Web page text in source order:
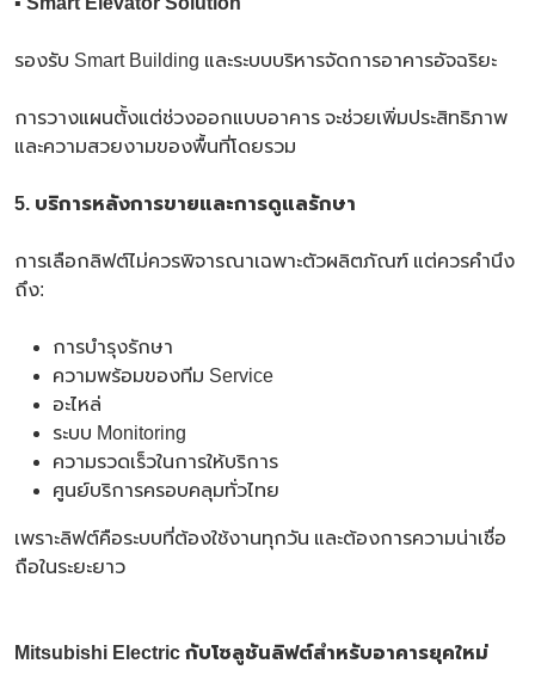
รองรับ Smart Building และระบบบริหารจัดการอาคารอัจฉริยะ
การวางแผนตั้งแต่ช่วงออกแบบอาคาร จะช่วยเพิ่มประสิทธิภาพ
และความสวยงามของพื้นที่โดยรวม
5. บริการหลังการขายและการดูแลรักษา
การเลือกลิฟต์ไม่ควรพิจารณาเฉพาะตัวผลิตภัณฑ์ แต่ควรคำนึง
ถึง:
การบำรุงรักษา
ความพร้อมของทีม Service
อะไหล่
ระบบ Monitoring
ความรวดเร็วในการให้บริการ
ศูนย์บริการครอบคลุมทั่วไทย
เพราะลิฟต์คือระบบที่ต้องใช้งานทุกวัน และต้องการความน่าเชื่อ
ถือในระยะยาว
Mitsubishi Electric กับโซลูชันลิฟต์สำหรับอาคารยุคใหม่